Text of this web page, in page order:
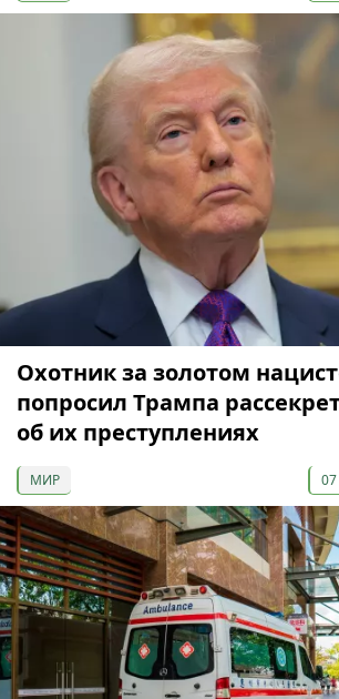
Охотник за золотом
попросил Трампа
об их преступлениях
МИР